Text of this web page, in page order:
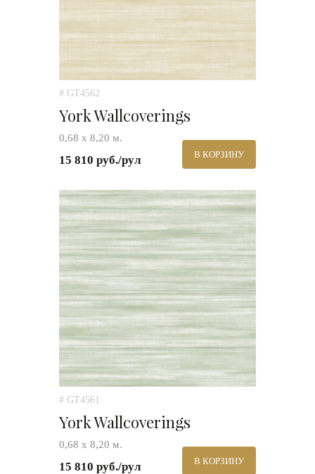
# GT4562
York Wallcoverings
0,68 х 8,20 м.
15 810 руб./рул В КОРЗИНУ
# GT4561
York Wallcoverings
0,68 х 8,20 м.
15 810 руб./рул В КОРЗИНУ